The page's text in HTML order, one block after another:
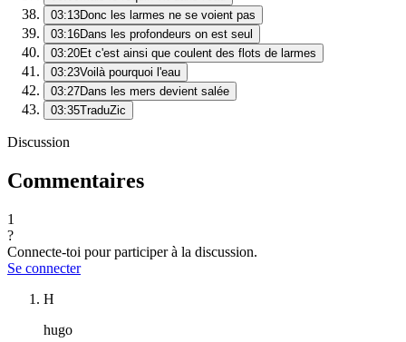
03:13Donc les larmes ne se voient pas
03:16Dans les profondeurs on est seul
03:20Et c'est ainsi que coulent des flots de larmes
03:23Voilà pourquoi l'eau
03:27Dans les mers devient salée
03:35TraduZic
Discussion
Commentaires
1
?
Connecte-toi pour participer à la discussion.
Se connecter
H
hugo